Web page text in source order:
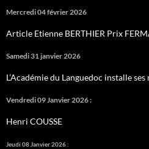
Mercredi 04 février 2026
Article Etienne BERTHIER Prix
Samedi 31 janvier 2026
L’Académie du Languedoc installe
Vendredi 09 Janvier 2026 :
Henri COUSSE
Jeudi 08 Janvier 2026 :